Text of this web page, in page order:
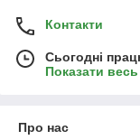
Контакти
Сьогодні
Показати
Про нас